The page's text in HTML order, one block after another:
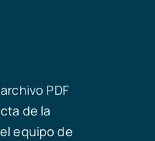
PDF
de la
equipo de